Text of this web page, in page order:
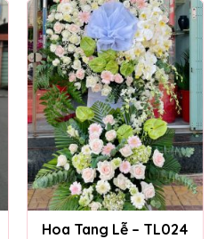
Hoa Tang Lễ – TL024